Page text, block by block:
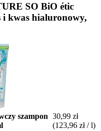
SO BiO étic
i kwas hialuronowy,
szampon 30,99 zł
(123,96 zł / l)